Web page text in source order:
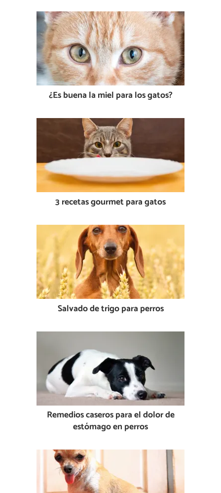
¿Es buena la miel para los gatos?
3 recetas gourmet para gatos
Salvado de trigo para perros
Remedios caseros para el dolor de
estómago en perros